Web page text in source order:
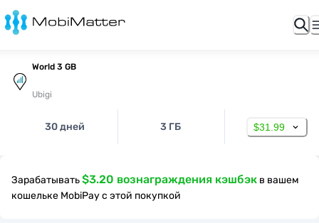
World 3 GB
Ubigi
30 дней 3 ГБ $31.99
Зарабатывать$3.20 вознаграждения кэшбэк в вашем
кошельке MobiPay с этой покупкой